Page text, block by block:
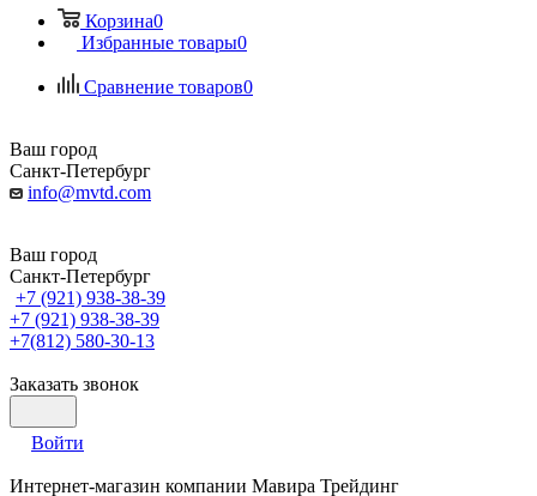
Корзина0
Избранные товары0
Сравнение товаров0
Ваш город
Санкт-Петербург
info@mvtd.com
Ваш город
Санкт-Петербург
+7 (921) 938-38-39
+7 (921) 938-38-39
+7(812) 580-30-13
Заказать звонок
Войти
Интернет-магазин компании Мавира Трейдинг